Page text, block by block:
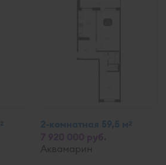
2 2-комнатная 59,5 м2
Аквамарин